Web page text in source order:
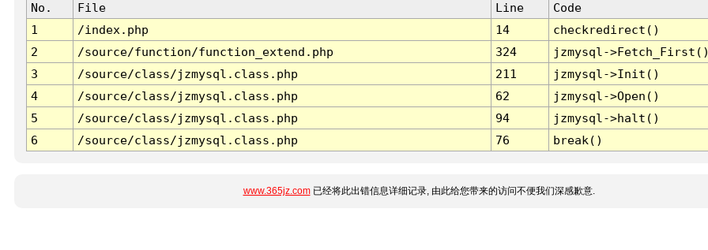
No. File Line
Code
1
/index.php 14
checkredirect()
2
/source/function/function_extend.php 324
jzmysql-
3
/source/class/jzmysql.class.php 211
jzmysql->Init()
4
/source/class/jzmysql.class.php 62
jzmysql->Open()
5
/source/class/jzmysql.class.php 94
jzmysql->halt()
6
/source/class/jzmysql.class.php 76 break()
www.365jz.com已经将此出错信息详细记录, 由此给您带来的访问不便我们深感歉意.